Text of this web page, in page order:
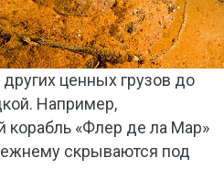
ценных грузов до
Например,
корабль «Флер де ла Мар»
скрываются под